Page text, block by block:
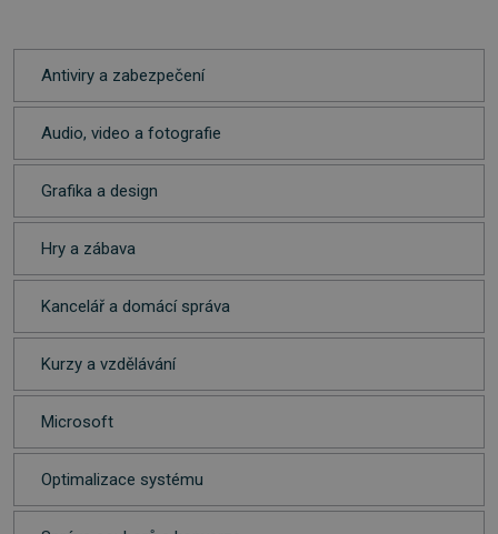
Antiviry a zabezpečení
Audio, video a fotografie
Grafika a design
Hry a zábava
Kancelář a domácí správa
Kurzy a vzdělávání
Microsoft
Optimalizace systému